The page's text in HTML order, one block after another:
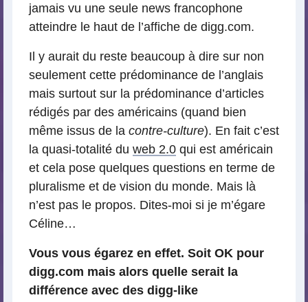
jamais vu une seule news francophone
atteindre le haut de l’affiche de digg.com.
Il y aurait du reste beaucoup à dire sur non
seulement cette prédominance de l’anglais
mais surtout sur la prédominance d’articles
rédigés par des américains (quand bien
même issus de la contre-culture). En fait c’est
la quasi-totalité du web 2.0 qui est américain
et cela pose quelques questions en terme de
pluralisme et de vision du monde. Mais là
n’est pas le propos. Dites-moi si je m’égare
Céline…
Vous vous égarez en effet. Soit OK pour
digg.com mais alors quelle serait la
différence avec des digg-like